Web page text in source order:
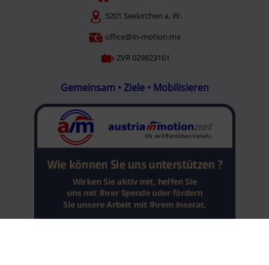
5201 Seekirchen a. W.
office@in-motion.me
ZVR 029823161
Gemeinsam • Ziele • Mobilisieren